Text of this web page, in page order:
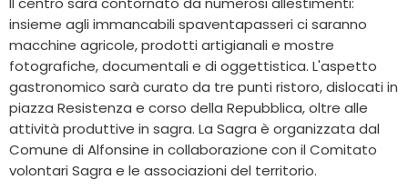
insieme agli immancabili spaventapasseri ci saranno
macchine agricole, prodotti artigianali e mostre
fotografiche, documentali e di oggettistica. L'aspetto
gastronomico sarà curato da tre punti ristoro, dislocati in
piazza Resistenza e corso della Repubblica, oltre alle
attività produttive in sagra. La Sagra è organizzata dal
Comune di Alfonsine in collaborazione con il Comitato
volontari Sagra e le associazioni del territorio.